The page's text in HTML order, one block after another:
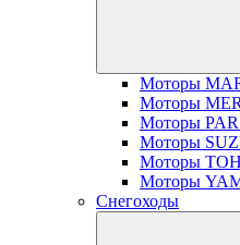
Моторы
Моторы
Моторы
Моторы
Моторы
Моторы
Снегоходы